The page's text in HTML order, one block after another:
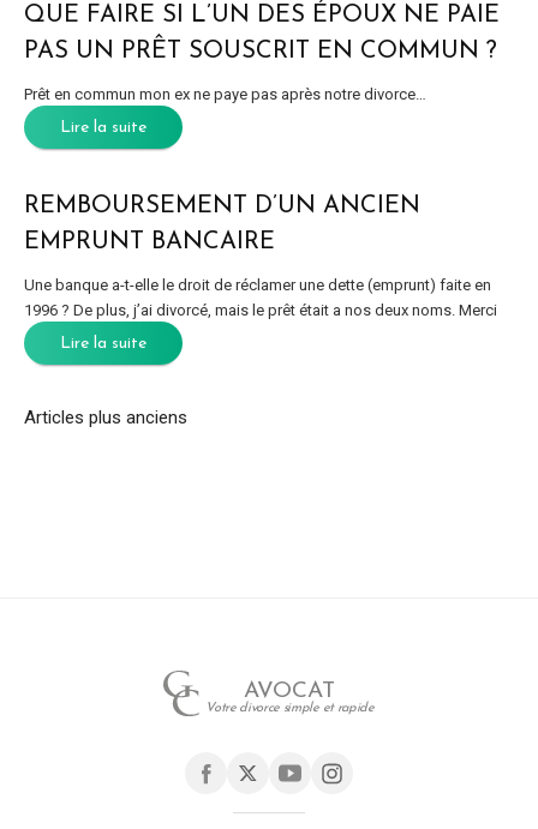
QUE FAIRE SI L’UN DES ÉPOUX NE PAIE
PAS UN PRÊT SOUSCRIT EN COMMUN ?
Prêt en commun mon ex ne paye pas après notre divorce…
Lire la suite
REMBOURSEMENT D’UN ANCIEN
EMPRUNT BANCAIRE
Une banque a-t-elle le droit de réclamer une dette (emprunt) faite en
1996 ? De plus, j’ai divorcé, mais le prêt était a nos deux noms. Merci
Lire la suite
NAVIGATION
Articles plus anciens
AVOCAT
Votre divorce simple et rapide